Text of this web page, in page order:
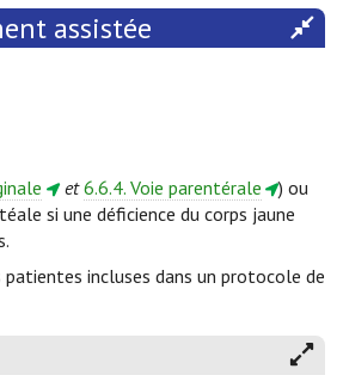
assistée
et 6.6.4. Voie parentérale
) ou
si une déficience du corps jaune
incluses dans un protocole de